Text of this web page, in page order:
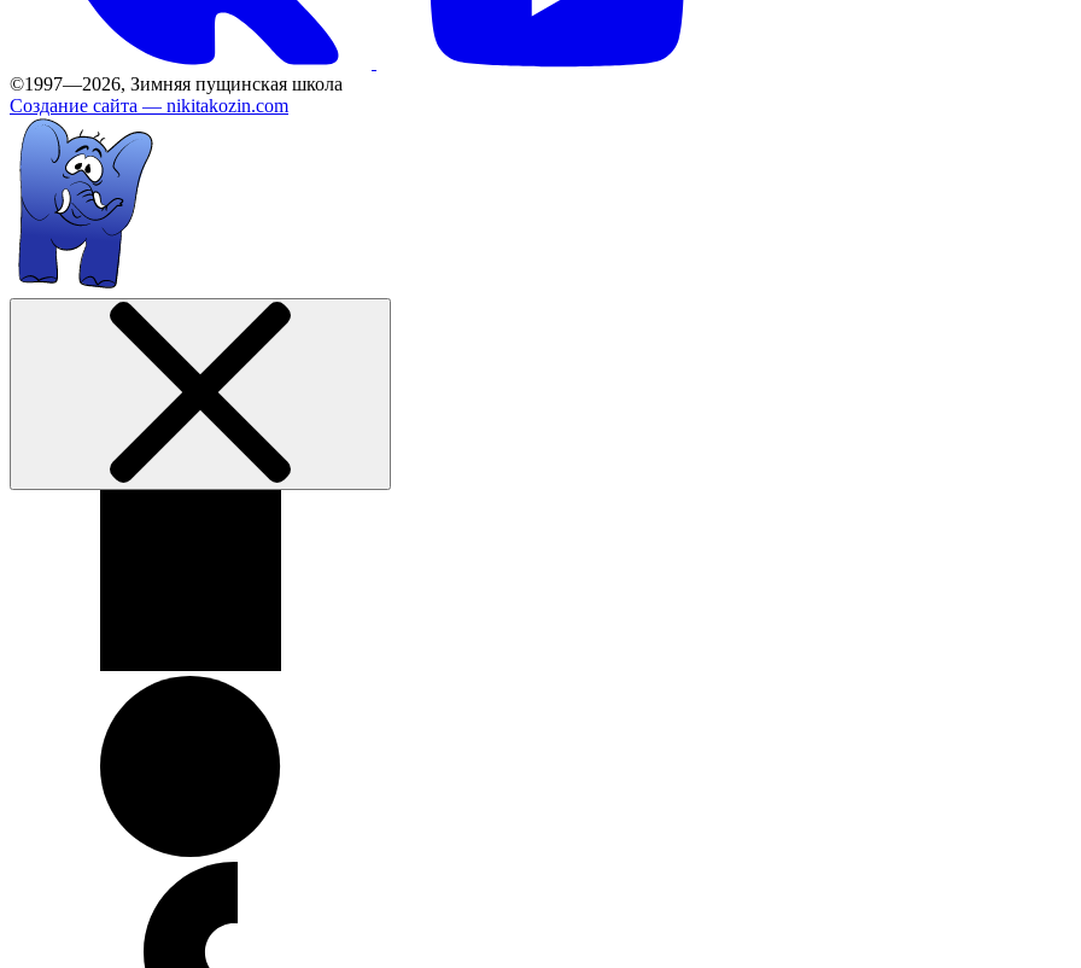
©1997—2026, Зимняя пущинская школа
Создание сайта — nikitakozin.com